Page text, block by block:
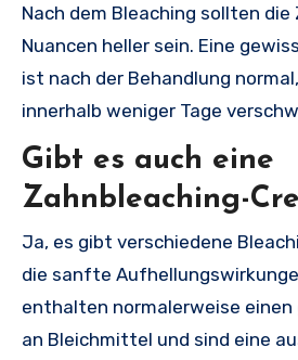
Nach dem Bleaching sollten die
Nuancen heller sein. Eine
ist nach der Behandlung
innerhalb weniger Tage
Gibt es auch eine
Zahnbleaching-
Ja, es gibt verschiedene
die sanfte
enthalten normalerweise einen
an Bleichmittel und sind eine